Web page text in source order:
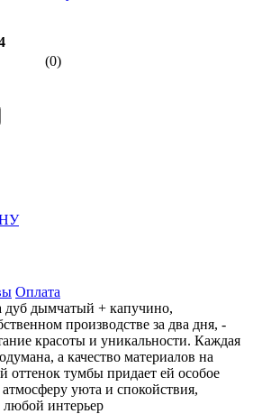
(0)
Оплата
дуб дымчатый + капучино,
производстве за два дня, -
красоты и уникальности. Каждая
а качество материалов на
тумбы придает ей особое
уюта и спокойствия,
любой интерьер